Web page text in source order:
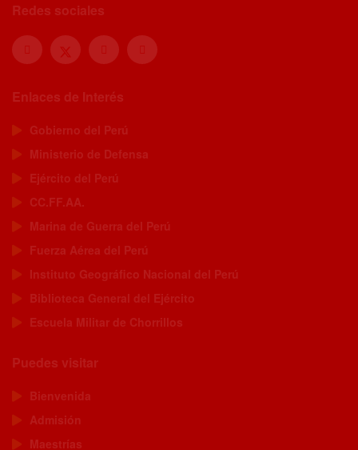
Redes sociales
Enlaces de Interés
Gobierno del Perú
Ministerio de Defensa
Ejército del Perú
CC.FF.AA.
Marina de Guerra del Perú
Fuerza Aérea del Perú
Instituto Geográfico Nacional del Perú
Biblioteca General del Ejército
Escuela Militar de Chorrillos
Puedes visitar
Bienvenida
Admisión
Maestrías